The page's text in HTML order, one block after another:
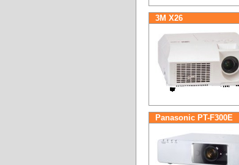
3M X26
Panasonic PT-F300E